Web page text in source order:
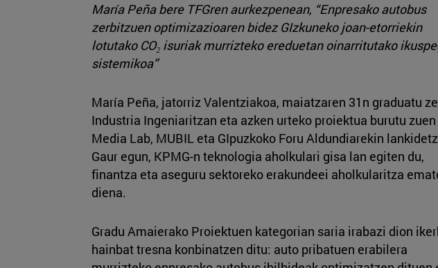
María Peña bere TFGren aurkezpenean, “Enpresako autobus
zerbitzuen optimizazioaren bidez GIzkuneko joan-etorriekin
lotutako CO₂ isuriak murrizteko ereduetan oinarritutako
sistemikoa”
María Peña, jatorriz Valentziakoa, maiatzaren 31n graduatu
Industria Ingeniaritzan eta azken urteko proiektua burutu
Media Lab, MUBIL eta GIpuzkoko Foru Aldundiarekin
Gaur egun, KPMG-n teknologia aholkulari gisa lan egiten du,
finantza eta aseguru sektoreko erakundeei aholkularitza
diena.
Gradu Amaierako Proiektuen kategorian saria irabazi dion
hainbat tresna konbinatzen ditu: auto pribatuen erabilera